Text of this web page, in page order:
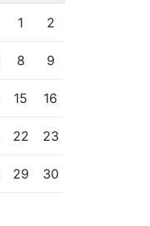
1
2
8 9
15 16
22 23
29 30